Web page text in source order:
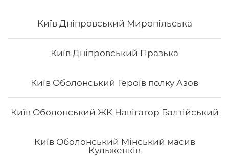
Київ Дніпровський Миропільська
Київ Дніпровський Празька
Київ Оболонський Героїв полку Азов
Київ Оболонський ЖК Навігатор Балтійський
Київ Оболонський Мінський масив
Кульженків
124₴ Хочу